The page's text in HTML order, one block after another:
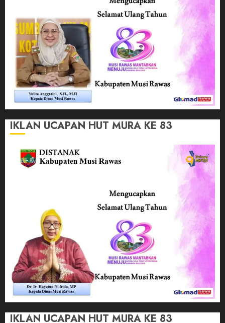
IKLAN UCAPAN HUT MURA KE 83
IKLAN UCAPAN HUT MURA KE 83